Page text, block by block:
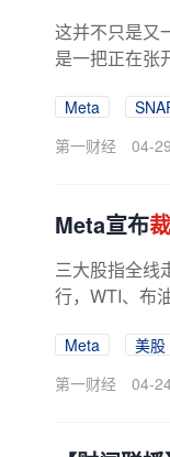
这并不只是又
是一把正在张
Meta
第一财经
04-
Meta宣布
三大股指全线
行，WTI、布
Meta 美股
第一财经
04-